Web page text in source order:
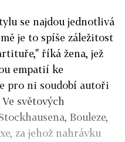
se najdou jednotlivá
je to spíše záležitost
říká žena, jež
empatií ke
pro ni soudobí autoři
světových
Bouleze,
za jehož nahrávku